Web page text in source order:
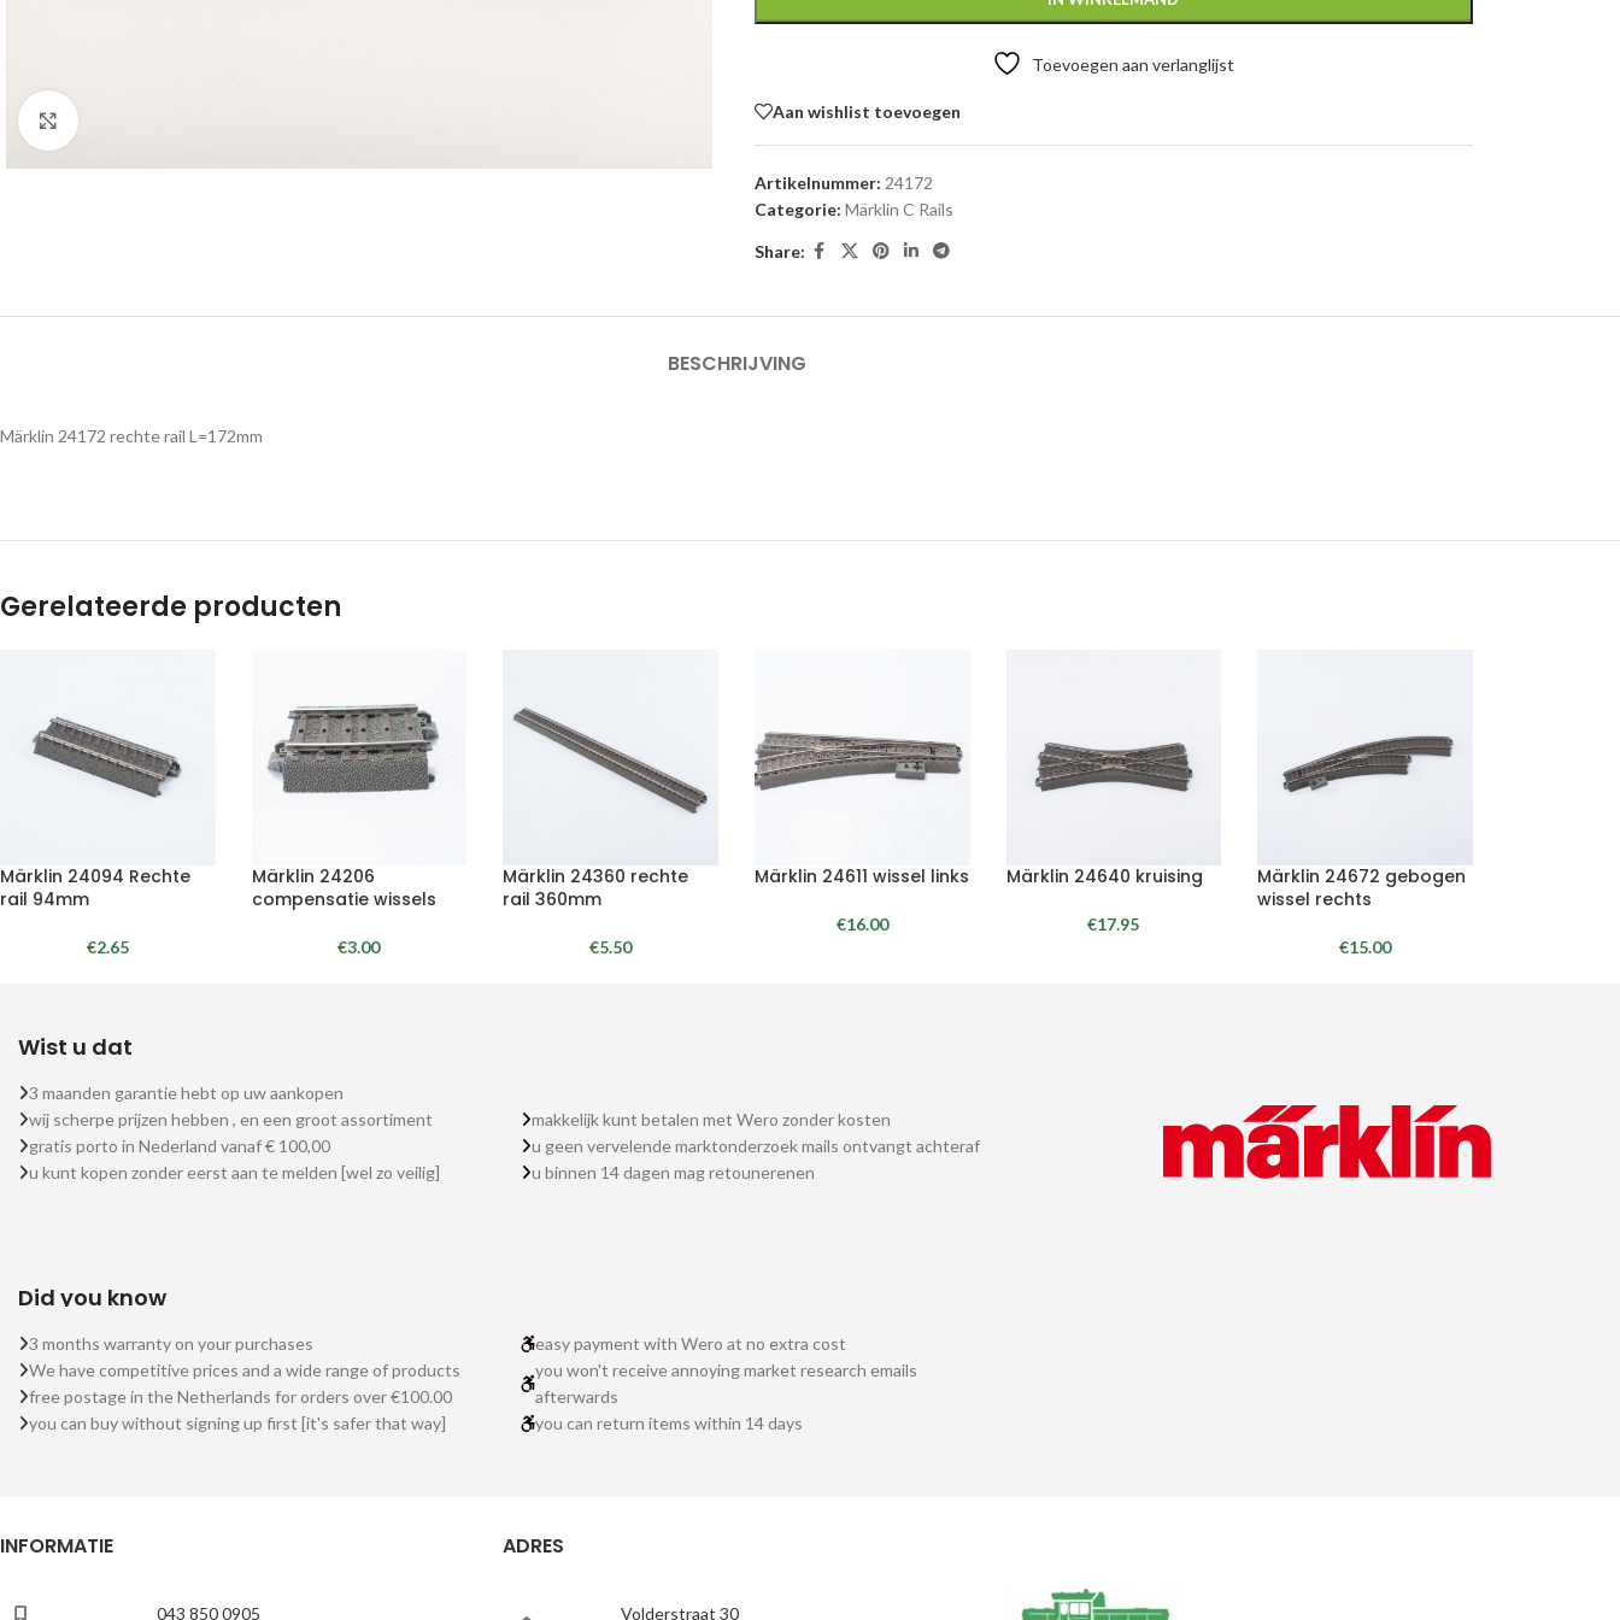
Toevoegen aan verlanglijst
Aan wishlist toevoegen
Artikelnummer: 24172
Categorie: Märklin C Rails
Share:
BESCHRIJVING
Märklin 24172 rechte rail L=172mm
Gerelateerde producten
Märklin 24094 Rechte
rail 94mm
€2.65
Märklin 24206
compensatie wissels
€3.00
Märklin 24360 rechte
rail 360mm
€5.50
Märklin 24611 wissel links
€16.00
Märklin 24640 kruising
€17.95
Märklin 24672 gebogen
wissel rechts
€15.00
Wist u dat
3 maanden garantie hebt op uw aankopen
wij scherpe prijzen hebben , en een groot assortiment
gratis porto in Nederland vanaf € 100,00
u kunt kopen zonder eerst aan te melden [wel zo veilig]
makkelijk kunt betalen met Wero zonder kosten
u geen vervelende marktonderzoek mails ontvangt achteraf
u binnen 14 dagen mag retounerenen
Did you know
3 months warranty on your purchases
We have competitive prices and a wide range of products
free postage in the Netherlands for orders over €100.00
you can buy without signing up first [it's safer that way]
easy payment with Wero at no extra cost
you won't receive annoying market research emails
afterwards
you can return items within 14 days
INFORMATIE
043 850 0905
ADRES
Volderstraat 30